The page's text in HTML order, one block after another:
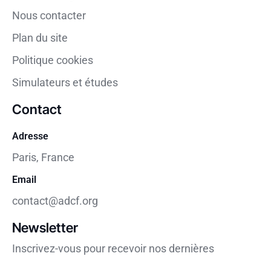
Nous contacter
Plan du site
Politique cookies
Simulateurs et études
Contact
Adresse
Paris, France
Email
contact@adcf.org
Newsletter
Inscrivez-vous pour recevoir nos dernières